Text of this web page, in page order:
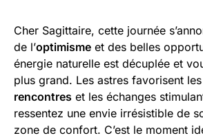
Cher Sagittaire, cette journée
de l’optimisme et des belles
énergie naturelle est décuplée et
plus grand. Les astres favorisent les
rencontres et les échanges
ressentez une envie irrésistible de
zone de confort. C’est le moment